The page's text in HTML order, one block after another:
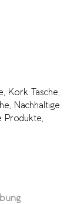
, Kork Tasche,
,
Nachhaltige
Produkte,